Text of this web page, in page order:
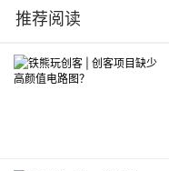
推荐阅读